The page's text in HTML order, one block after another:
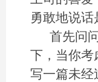
勇敢地说话
首先问
下，当你
写一篇未